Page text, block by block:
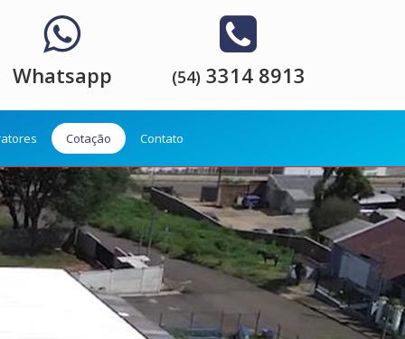
Whatsapp (54) 3314 8913
Cotação Contato